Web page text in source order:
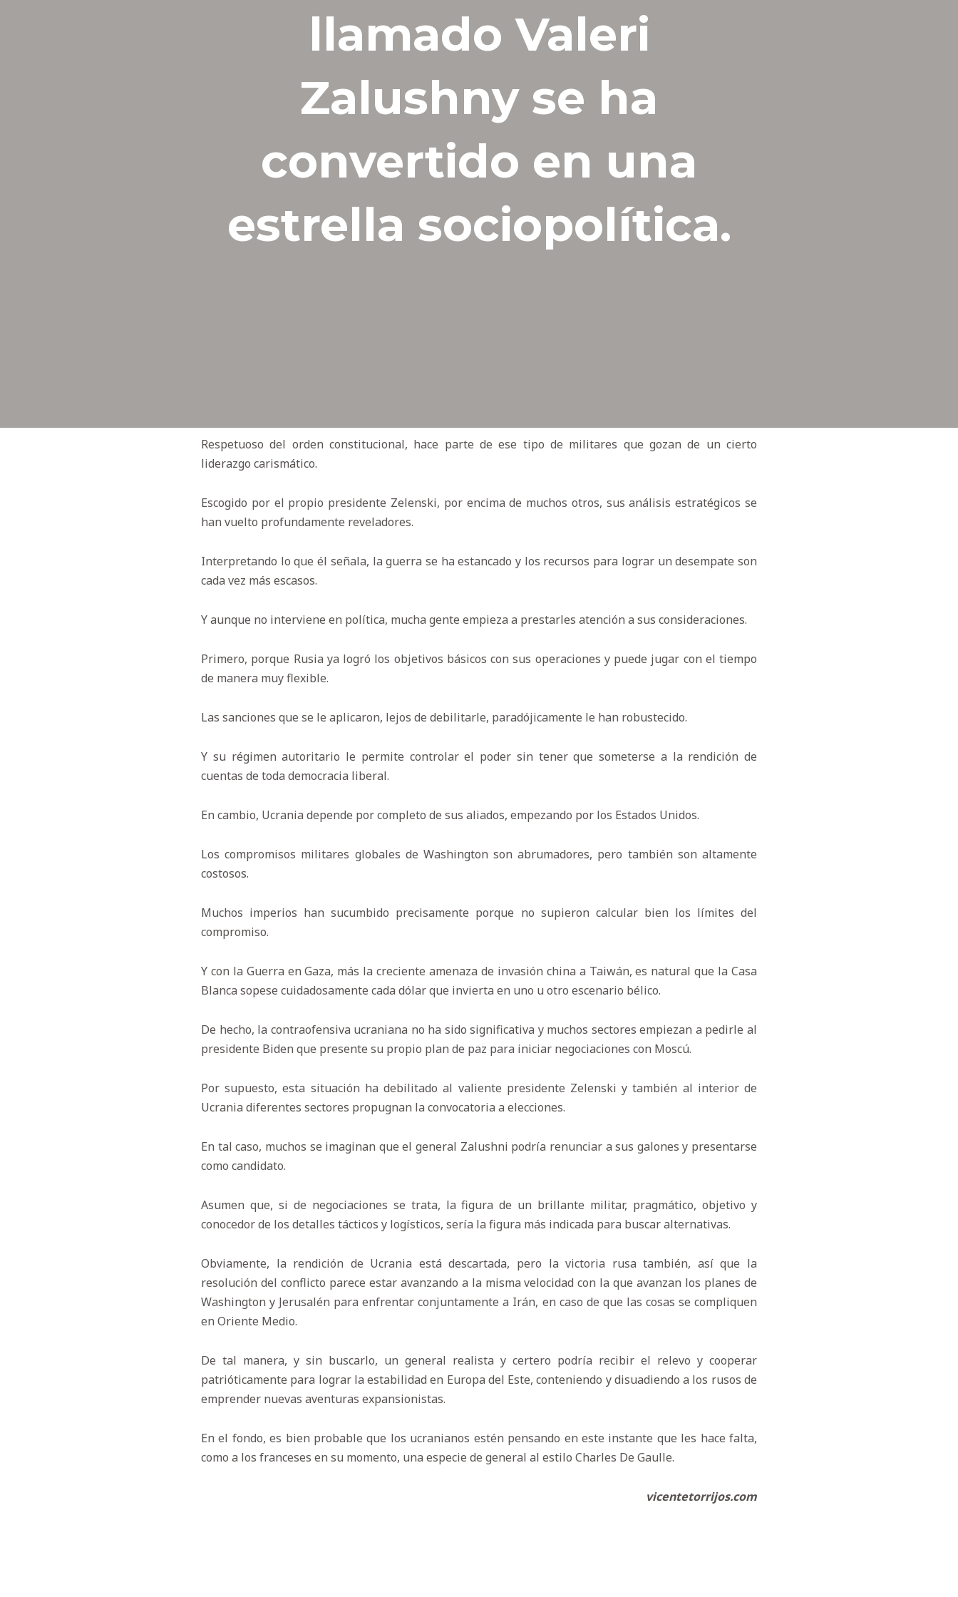
llamado Valeri
Zalushny se ha
convertido en una
estrella sociopolítica.
Respetuoso del orden constitucional, hace parte de ese tipo de militares que gozan de un cierto
liderazgo carismático.
Escogido por el propio presidente Zelenski, por encima de muchos otros, sus análisis estratégicos se
han vuelto profundamente reveladores.
Interpretando lo que él señala, la guerra se ha estancado y los recursos para lograr un desempate son
cada vez más escasos.
Y aunque no interviene en política, mucha gente empieza a prestarles atención a sus consideraciones.
Primero, porque Rusia ya logró los objetivos básicos con sus operaciones y puede jugar con el tiempo
de manera muy flexible.
Las sanciones que se le aplicaron, lejos de debilitarle, paradójicamente le han robustecido.
Y su régimen autoritario le permite controlar el poder sin tener que someterse a la rendición de
cuentas de toda democracia liberal.
En cambio, Ucrania depende por completo de sus aliados, empezando por los Estados Unidos.
Los compromisos militares globales de Washington son abrumadores, pero también son altamente
costosos.
Muchos imperios han sucumbido precisamente porque no supieron calcular bien los límites del
compromiso.
Y con la Guerra en Gaza, más la creciente amenaza de invasión china a Taiwán, es natural que la Casa
Blanca sopese cuidadosamente cada dólar que invierta en uno u otro escenario bélico.
De hecho, la contraofensiva ucraniana no ha sido significativa y muchos sectores empiezan a pedirle al
presidente Biden que presente su propio plan de paz para iniciar negociaciones con Moscú.
Por supuesto, esta situación ha debilitado al valiente presidente Zelenski y también al interior de
Ucrania diferentes sectores propugnan la convocatoria a elecciones.
En tal caso, muchos se imaginan que el general Zalushni podría renunciar a sus galones y presentarse
como candidato.
Asumen que, si de negociaciones se trata, la figura de un brillante militar, pragmático, objetivo y
conocedor de los detalles tácticos y logísticos, sería la figura más indicada para buscar alternativas.
Obviamente, la rendición de Ucrania está descartada, pero la victoria rusa también, así que la
resolución del conflicto parece estar avanzando a la misma velocidad con la que avanzan los planes de
Washington y Jerusalén para enfrentar conjuntamente a Irán, en caso de que las cosas se compliquen
en Oriente Medio.
De tal manera, y sin buscarlo, un general realista y certero podría recibir el relevo y cooperar
patrióticamente para lograr la estabilidad en Europa del Este, conteniendo y disuadiendo a los rusos de
emprender nuevas aventuras expansionistas.
En el fondo, es bien probable que los ucranianos estén pensando en este instante que les hace falta,
como a los franceses en su momento, una especie de general al estilo Charles De Gaulle.
vicentetorrijos.com